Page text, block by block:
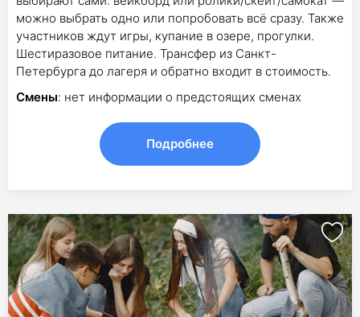
можно выбрать одно или попробовать всё сразу. Также
участников ждут игры, купание в озере, прогулки.
Шестиразовое питание. Трансфер из Санкт-
Петербурга до лагеря и обратно входит в стоимость.
Смены: нет информации о предстоящих сменах
Подробнее